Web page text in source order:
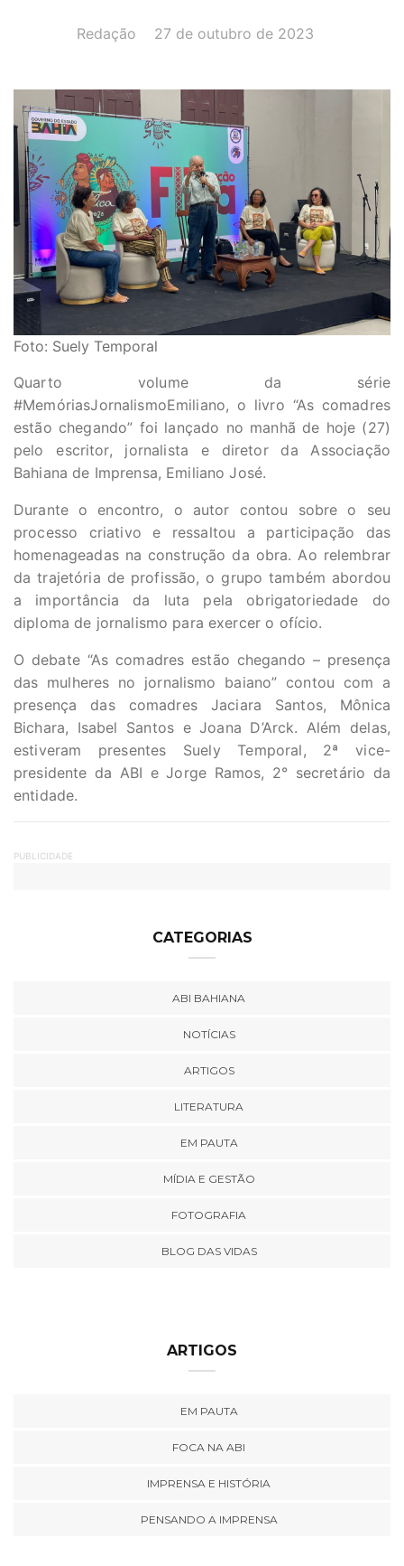
AUTOR(A):
Redação DATA:
27 de outubro de 2023
Foto: Suely Temporal
Quarto volume da série
#MemóriasJornalismoEmiliano, o livro “As comadres
estão chegando” foi lançado no manhã de hoje (27)
pelo escritor, jornalista e diretor da Associação
Bahiana de Imprensa, Emiliano José.
Durante o encontro, o autor contou sobre o seu
processo criativo e ressaltou a participação das
homenageadas na construção da obra. Ao relembrar
da trajetória de profissão, o grupo também abordou
a importância da luta pela obrigatoriedade do
diploma de jornalismo para exercer o ofício.
O debate “As comadres estão chegando – presença
das mulheres no jornalismo baiano” contou com a
presença das comadres Jaciara Santos, Mônica
Bichara, Isabel Santos e Joana D’Arck. Além delas,
estiveram presentes Suely Temporal, 2ª vice-
presidente da ABI e Jorge Ramos, 2° secretário da
entidade.
PUBLICIDADE
CATEGORIAS
ABI BAHIANA
NOTÍCIAS
ARTIGOS
LITERATURA
EM PAUTA
MÍDIA E GESTÃO
FOTOGRAFIA
BLOG DAS VIDAS
ARTIGOS
EM PAUTA
FOCA NA ABI
IMPRENSA E HISTÓRIA
PENSANDO A IMPRENSA